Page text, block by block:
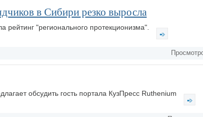
в Сибири резко выросла
рейтинг "регионального протекционизма".
обсудить гость портала КузПресс Ruthenium